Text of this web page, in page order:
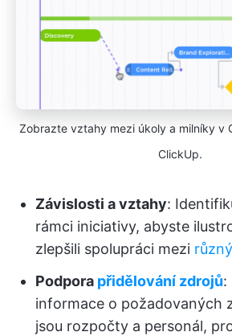
Zobrazte vztahy mezi úkoly a milníky v
ClickUp.
Závislosti a vztahy:
rámci iniciativy, abyste
zlepšili spolupráci mezi
Podpora přidělování zdrojů:
informace o požadovaných
jsou rozpočty a personál,